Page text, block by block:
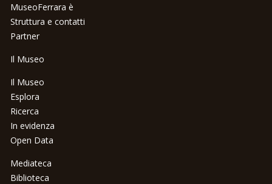
MuseoFerrara è
Struttura e contatti
Partner
Il Museo
Il Museo
Esplora
Ricerca
In evidenza
Open Data
Mediateca
Biblioteca